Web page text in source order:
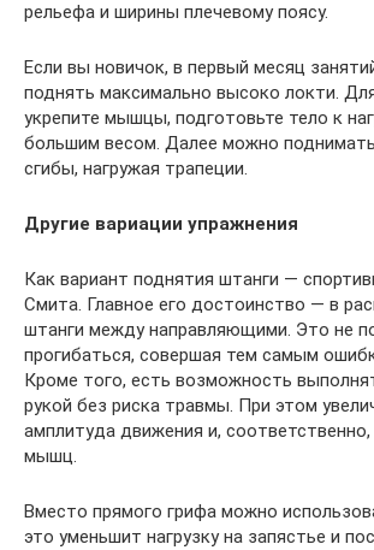
рельефа и ширины плечевому поясу.
Если вы новичок, в первый месяц
поднять максимально высоко локти.
укрепите мышцы, подготовьте тело к
большим весом. Далее можно
сгибы, нагружая трапеции.
Другие вариации упражнения
Как вариант поднятия штанги —
Смита. Главное его достоинство — в
штанги между направляющими. Это не
прогибаться, совершая тем самым
Кроме того, есть возможность
рукой без риска травмы. При этом
амплитуда движения и,
мышц.
Вместо прямого грифа можно
это уменьшит нагрузку на запястье и